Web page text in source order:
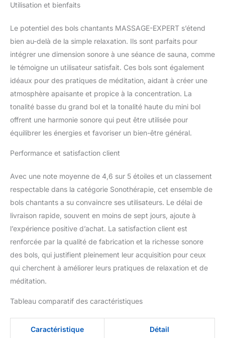
et noble, votre bol
chantant trouvera sa
place dans n'importe
dégagera quiétude et
sérénité. En somme, ce
qui manque bien
souvent dans la vie
promesse : 2 x bols
chantants pour une
qui vous apporteront 100
Vous pourrez tester sans
restriction l'effet de leur
son sur votre corps et
tonalité de ces bols
chantants ne vous
convenait pas, vous
pourrez les renvoyer
sans frais, et nous vous
rembourserons sans
Utilisation et bienfaits
Le potentiel des bols chantants MASSAGE-EXPERT s’étend
bien au-delà de la simple relaxation. Ils sont parfaits pour
intégrer une dimension sonore à une séance de sauna, comme
le témoigne un utilisateur satisfait. Ces bols sont également
idéaux pour des pratiques de méditation, aidant à créer une
atmosphère apaisante et propice à la concentration. La
tonalité basse du grand bol et la tonalité haute du mini bol
offrent une harmonie sonore qui peut être utilisée pour
équilibrer les énergies et favoriser un bien-être général.
Performance et satisfaction client
Avec une note moyenne de 4,6 sur 5 étoiles et un classement
respectable dans la catégorie Sonothérapie, cet ensemble de
bols chantants a su convaincre ses utilisateurs. Le délai de
livraison rapide, souvent en moins de sept jours, ajoute à
l’expérience positive d’achat. La satisfaction client est
renforcée par la qualité de fabrication et la richesse sonore
des bols, qui justifient pleinement leur acquisition pour ceux
qui cherchent à améliorer leurs pratiques de relaxation et de
méditation.
Tableau comparatif des caractéristiques
Caractéristique Détail